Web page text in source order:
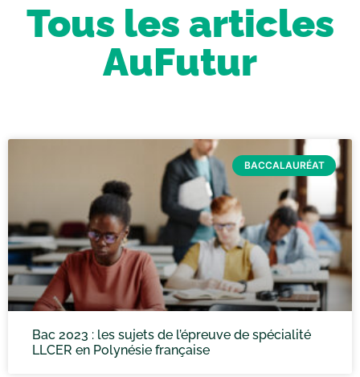
Tous les articles
AuFutur
BACCALAURÉAT
Bac 2023 : les sujets de l’épreuve de spécialité
LLCER en Polynésie française